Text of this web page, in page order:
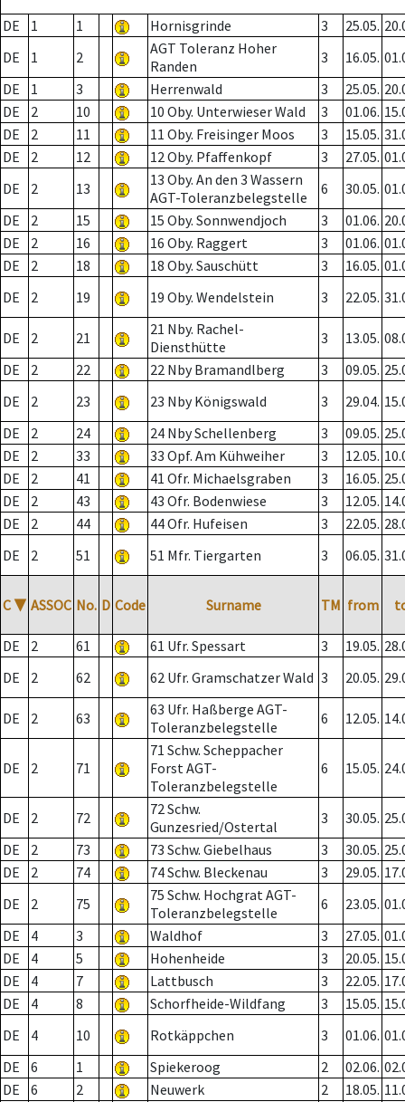
DE 1 1 Hornisgrinde 3 25.05.
DE
1 2
AGT Toleranz Hoher
Randen
3 16.05.
DE
1 3 Herrenwald 3 25.05.
DE
2 10 10 Oby. Unterwieser Wald 3 01.06.
DE
2 11 11 Oby. Freisinger Moos 3 15.05.
DE
2 12 12 Oby. Pfaffenkopf 3 27.05.
DE
2 13
13 Oby. An den 3 Wassern
AGT-Toleranzbelegstelle
6 30.05.
DE
2 15 15 Oby. Sonnwendjoch 3 01.06.
DE
2 16 16 Oby. Raggert 3 01.06.
DE
2 18 18 Oby. Sauschütt 3 16.05.
DE
2 19 19 Oby. Wendelstein 3 22.05.
DE 2 21
21 Nby. Rachel-
Diensthütte
3 13.05.
DE
2 22 22 Nby Bramandlberg 3 09.05.
DE
2 23 23 Nby Königswald 3 29.04.
DE
2 24 24 Nby Schellenberg 3 09.05.
DE
2 33 33 Opf. Am Kühweiher 3 12.05.
DE
2 41 41 Ofr. Michaelsgraben 3 16.05.
DE
2 43 43 Ofr. Bodenwiese 3 12.05.
DE
2 44 44 Ofr. Hufeisen 3 22.05.
DE
2 51 51 Mfr. Tiergarten 3 06.05.
C ▼ ASSOC No. D Code Surname TM from
DE 2 61 61 Ufr. Spessart 3 19.05.
DE
2 62 62 Ufr. Gramschatzer Wald 3 20.05.
DE 2 63
63 Ufr. Haßberge AGT-
Toleranzbelegstelle
6 12.05.
DE 2 71
71 Schw. Scheppacher
Forst AGT-
Toleranzbelegstelle
6 15.05.
DE 2 72
72 Schw.
Gunzesried/Ostertal
3 30.05.
DE
2 73 73 Schw. Giebelhaus 3 30.05.
DE
2 74 74 Schw. Bleckenau 3 29.05.
DE
2 75
75 Schw. Hochgrat AGT-
Toleranzbelegstelle
6 23.05.
DE
4 3 Waldhof 3 27.05.
DE
4 5 Hohenheide 3 20.05.
DE
4 7 Lattbusch 3 22.05.
DE
4 8 Schorfheide-Wildfang 3 15.05.
DE
4 10 Rotkäppchen 3 01.06.
DE
6 1 Spiekeroog 2 02.06.
DE
6 2 Neuwerk 2 18.05.